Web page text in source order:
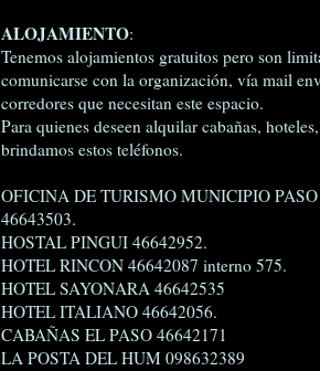
ALOJAMIENTO:
Tenemos alojamientos gratuitos pero son
comunicarse con la organización, vía mail
corredores que necesitan este espacio.
Para quienes deseen alquilar cabañas,
brindamos estos teléfonos.
OFICINA DE TURISMO MUNICIPIO
46643503.
HOSTAL PINGUI 46642952.
HOTEL RINCON 46642087 interno 575.
HOTEL SAYONARA 46642535
HOTEL ITALIANO 46642056.
CABAÑAS EL PASO 46642171
LA POSTA DEL HUM 098632389